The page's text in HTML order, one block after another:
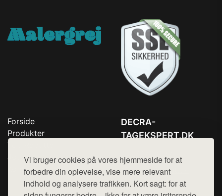
Vi bruger cookies på vores hjemmeside for at
forbedre din oplevelse, vise mere relevant
indhold og analysere trafikken. Kort sagt: for at
Forside
Produkter
Top Rabatter
Jotun maling
Kontakt
DECRA-
TAGEKSPERT.DK
Mail: hej@want.dk
Cookie- og privatlivspolitik